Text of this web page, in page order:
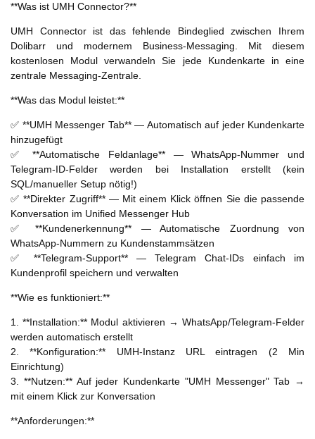
**Was ist UMH Connector?**
UMH Connector ist das fehlende Bindeglied zwischen Ihrem
Dolibarr und modernem Business-Messaging. Mit diesem
kostenlosen Modul verwandeln Sie jede Kundenkarte in eine
zentrale Messaging-Zentrale.
**Was das Modul leistet:**
✅ **UMH Messenger Tab** — Automatisch auf jeder Kundenkarte
hinzugefügt
✅ **Automatische Feldanlage** — WhatsApp-Nummer und
Telegram-ID-Felder werden bei Installation erstellt (kein
SQL/manueller Setup nötig!)
✅ **Direkter Zugriff** — Mit einem Klick öffnen Sie die passende
Konversation im Unified Messenger Hub
✅ **Kundenerkennung** — Automatische Zuordnung von
WhatsApp-Nummern zu Kundenstammsätzen
✅ **Telegram-Support** — Telegram Chat-IDs einfach im
Kundenprofil speichern und verwalten
**Wie es funktioniert:**
1. **Installation:** Modul aktivieren → WhatsApp/Telegram-Felder
werden automatisch erstellt
2. **Konfiguration:** UMH-Instanz URL eintragen (2 Min
Einrichtung)
3. **Nutzen:** Auf jeder Kundenkarte "UMH Messenger" Tab →
mit einem Klick zur Konversation
**Anforderungen:**